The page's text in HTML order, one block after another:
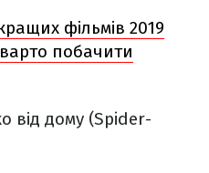
фільмів 2019
побачити
від дому (Spider-